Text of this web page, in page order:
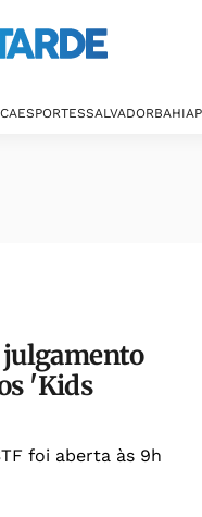
ESPORTESSALVADORBAHIA
julgamento
'Kids
foi aberta às 9h